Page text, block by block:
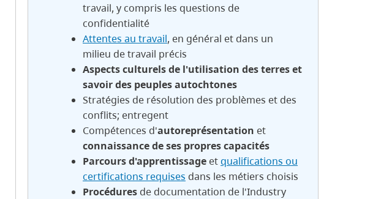
travail, y compris les questions de
confidentialité
Attentes au travail, en général et dans un
milieu de travail précis
Aspects culturels de l'utilisation des terres et
savoir des peuples autochtones
Stratégies de résolution des problèmes et des
conflits; entregent
Compétences d'autoreprésentation et
connaissance de ses propres capacités
Parcours d'apprentissageetqualifications ou
certifications requises dans les métiers choisis
Procéduresde documentation de l'Industry